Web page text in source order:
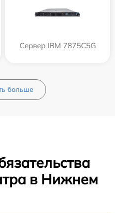
Сервер IBM 7875C5G
больше
в Нижнем